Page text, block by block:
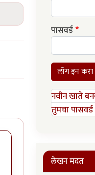
पासवर्ड
लॉग इन करा
नवीन खाते
तुमचा
लेखन मदत